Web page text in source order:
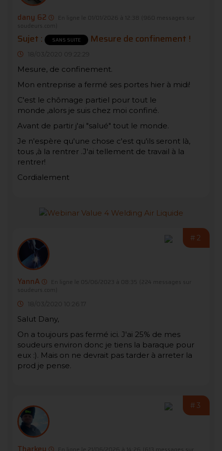
dany 62 En ligne le 01/01/2026 à 12:38
(960 messages sur
soudeurs.com)
Sujet : SANS SUITE Mesure de confinement !
18/03/2020 09:22:29
Mesure, de confinement.
Mon entreprise a fermé ses portes hier à midi!
C'est le chômage partiel pour tout le
monde ,alors je suis chez moi confiné.
Avant de partir j'ai "salué" tout le monde.
Je n'espère qu'une chose c'est qu'ils seront là,
tous ,à la rentrer .J'ai tellement de travail à la
rentrer!
Cordialement
#2
YannA En ligne le 05/06/2023 à 08:35
(224 messages sur
soudeurs.com)
18/03/2020 10:26:17
Salut Dany,
On a toujours pas fermé ici. J'ai 25% de mes
soudeurs environ donc je tiens la baraque pour
eux :). Mais on ne devrait pas tarder à arreter la
prod je pense.
#3